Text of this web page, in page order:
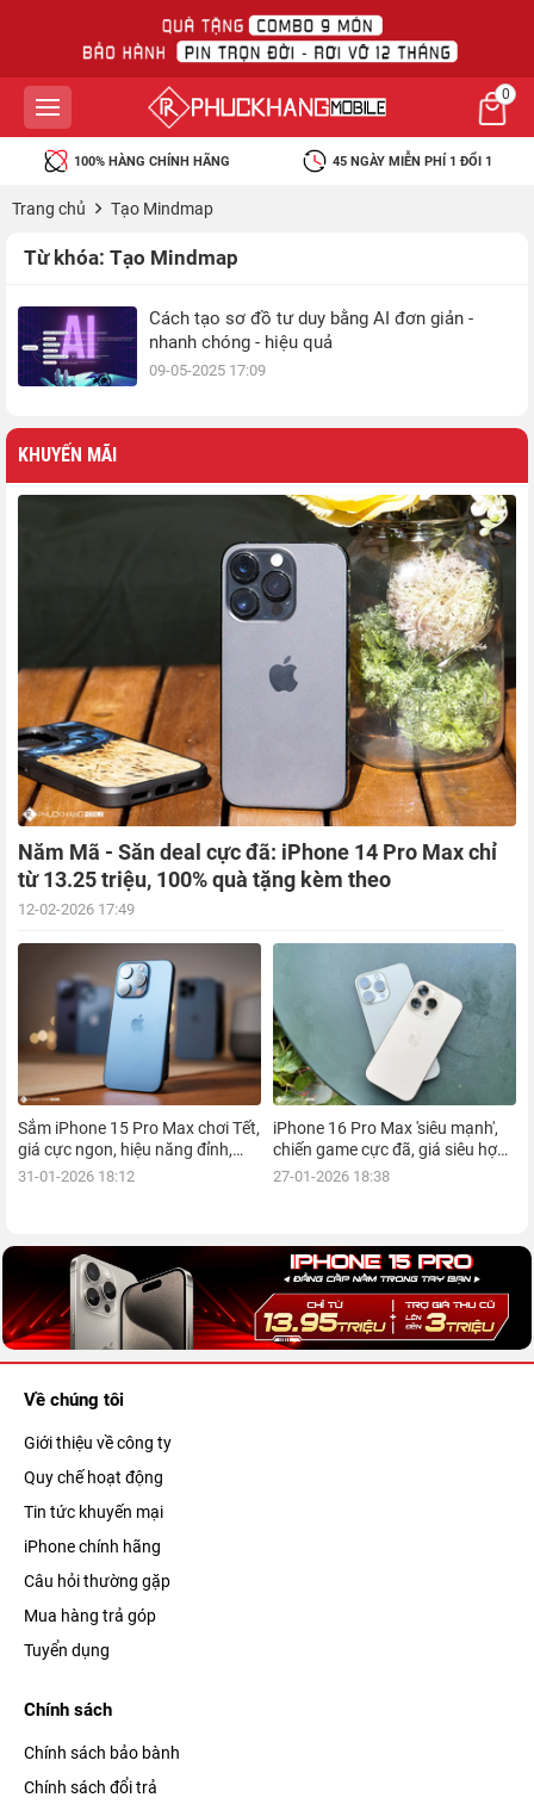
0
100% HÀNG CHÍNH HÃNG 45 NGÀY MIỄN PHÍ 1 ĐỔI 1
Trang chủ Tạo Mindmap
Từ khóa: Tạo Mindmap
Cách tạo sơ đồ tư duy bằng AI đơn giản -
nhanh chóng - hiệu quả
09-05-2025 17:09
KHUYẾN MÃI
Năm Mã - Săn deal cực đã: iPhone 14 Pro Max chỉ
từ 13.25 triệu, 100% quà tặng kèm theo
12-02-2026 17:49
Sắm iPhone 15 Pro Max chơi Tết,
giá cực ngon, hiệu năng đỉnh,
kèm nhiều ưu đãi, mua ngay!
31-01-2026 18:12
iPhone 16 Pro Max 'siêu mạnh',
chiến game cực đã, giá siêu hợp
lý, mua ngay!
27-01-2026 18:38
Về chúng tôi
Giới thiệu về công ty
Quy chế hoạt động
Tin tức khuyến mại
iPhone chính hãng
Câu hỏi thường gặp
Mua hàng trả góp
Tuyển dụng
Chính sách
Chính sách bảo bành
Chính sách đổi trả